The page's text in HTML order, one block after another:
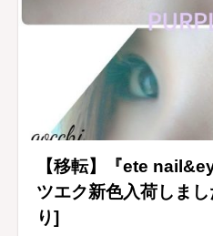
【移転】『ete
ツエク新色入荷しま
り]